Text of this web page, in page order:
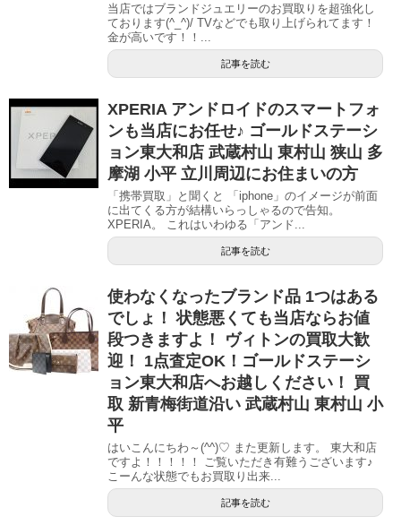
当店ではブランドジュエリーのお買取りを超強化し
ております(^_^)/ TVなどでも取り上げられてます！
金が高いです！！...
記事を読む
XPERIA アンドロイドのスマートフォ
ンも当店にお任せ♪ ゴールドステーシ
ョン東大和店 武蔵村山 東村山 狭山 多
摩湖 小平 立川周辺にお住まいの方
「携帯買取」と聞くと 「iphone」のイメージが前面
に出てくる方が結構いらっしゃるので告知。
XPERIA。 これはいわゆる「アンド...
記事を読む
使わなくなったブランド品 1つはある
でしょ！ 状態悪くても当店ならお値
段つきますよ！ ヴィトンの買取大歓
迎！ 1点査定OK！ゴールドステーシ
ョン東大和店へお越しください！ 買
取 新青梅街道沿い 武蔵村山 東村山 小
平
はいこんにちわ～(^^)♡ また更新します。 東大和店
ですよ！！！！！ ご覧いただき有難うございます♪
こーんな状態でもお買取り出来...
記事を読む